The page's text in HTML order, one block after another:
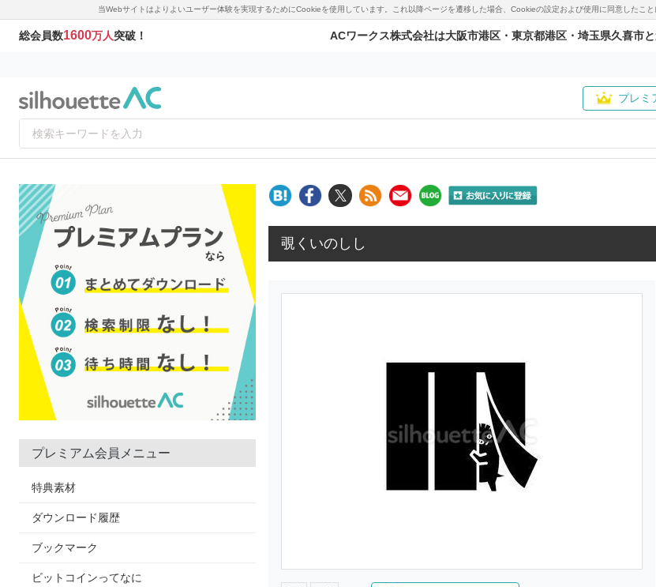
当Webサイトはよりよいユーザー体験を実現するためにCookieを使用しています。これ以降ページを遷移した場合、Cookieの設定および使用に同意したこ
総会員数1600万人突破！ ACワークス株式会社は大阪市港区・東京都港区・埼玉県久喜市
プレミ
プレミアム会員メニュー
特典素材
ダウンロード履歴
ブックマーク
ビットコインってなに
覗くいのしし